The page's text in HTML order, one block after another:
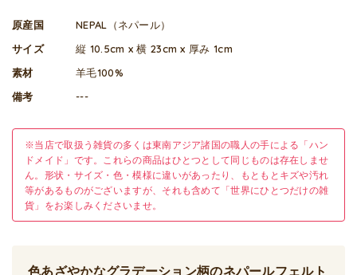
原産国
NEPAL（ネパール）
サイズ
縦 10.5cm x 横 23cm x 厚み 1cm
素材
羊毛100%
備考
---
※当店で取扱う雑貨の多くは東南アジア諸国の職人の手による「ハン
ドメイド」です。これらの商品はひとつとして同じものは存在しませ
ん。形状・サイズ・色・模様に違いがあったり、もともとキズや汚れ
等があるものがございますが、それも含めて「世界にひとつだけの雑
貨」をお楽しみくださいませ。
色あざやかなグラデーション柄のネパールフェルト